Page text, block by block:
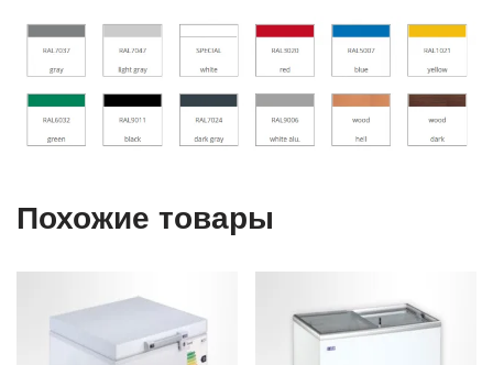
Похожие товары